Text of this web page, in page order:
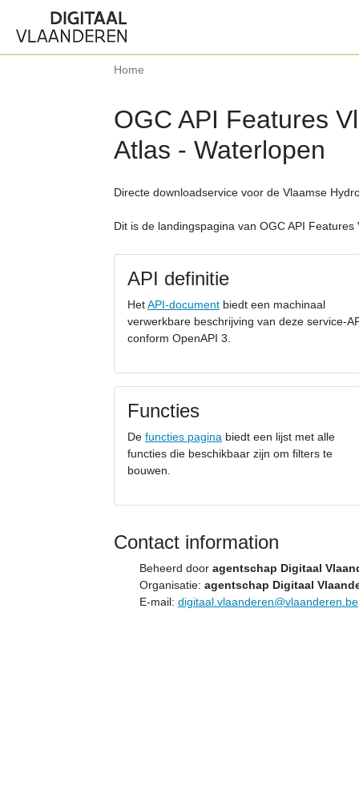
Home
OGC API Features
Atlas - Waterlopen
Directe downloadservice voor de Vlaamse
Dit is de landingspagina van OGC API
API definitie
HetAPI-document biedt een machinaal
verwerkbare beschrijving van deze service-
conform OpenAPI 3.
Functies
De functies pagina biedt een lijst met alle
functies die beschikbaar zijn om filters te
bouwen.
Contact information
Beheerd door agentschap Digitaal
Organisatie: agentschap Digitaal
E-mail: digitaal.vlaanderen@vlaanderen.be